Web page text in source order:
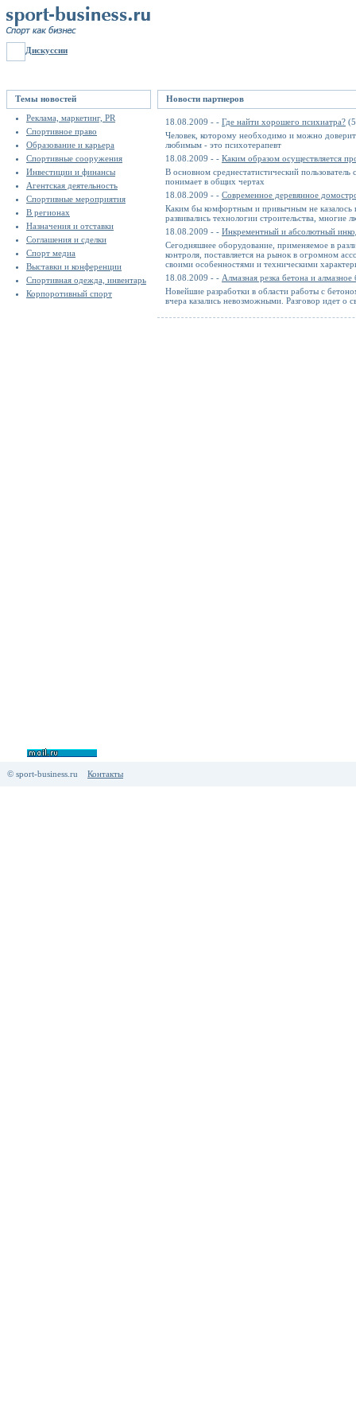
Дискуссии
Темы новостей
Реклама, маркетинг, PR
Спортивное право
Образование и карьера
Спортивные сооружения
Инвестиции и финансы
Агентская деятельность
Спортивные мероприятия
В регионах
Назначения и отставки
Соглашения и сделки
Спорт медиа
Выставки и конференции
Спортивная одежда, инвентарь
Корпоротивный спорт
Новости партнеров
18.08.2009 - - Где найти хорошего психиатра?
Человек, которому необходимо и можно
любимым - это психотерапевт
18.08.2009 - - Каким образом осуществляется
В основном среднестатистический
понимает в общих чертах
18.08.2009 - - Современное деревянное
Каким бы комфортным и привычным не казалось
развивались технологии строительства,
18.08.2009 - - Инкрементный и абсолютный
Сегодняшнее оборудование, применяемое в
контроля, поставляется на рынок в огромном
своими особенностями и техническими
18.08.2009 - - Алмазная резка бетона и
Новейшие разработки в области работы с
вчера казались невозможными. Разговор идет о
© sport-business.ru Контакты